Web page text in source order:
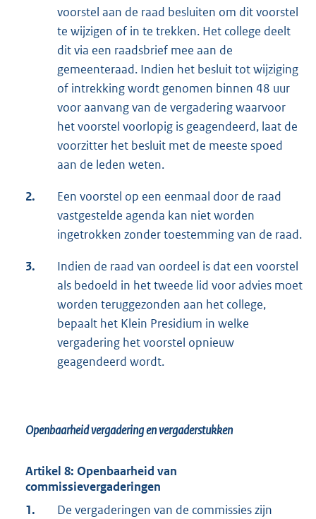
voorstel aan de raad besluiten om dit voorstel
te wijzigen of in te trekken. Het college deelt
dit via een raadsbrief mee aan de
gemeenteraad. Indien het besluit tot wijziging
of intrekking wordt genomen binnen 48 uur
voor aanvang van de vergadering waarvoor
het voorstel voorlopig is geagendeerd, laat de
voorzitter het besluit met de meeste spoed
aan de leden weten.
2.
Een voorstel op een eenmaal door de raad
vastgestelde agenda kan niet worden
ingetrokken zonder toestemming van de raad.
3.
Indien de raad van oordeel is dat een voorstel
als bedoeld in het tweede lid voor advies moet
worden teruggezonden aan het college,
bepaalt het Klein Presidium in welke
vergadering het voorstel opnieuw
geagendeerd wordt.
Openbaarheid vergadering en vergaderstukken
Artikel 8: Openbaarheid van
commissievergaderingen
1.
De vergaderingen van de commissies zijn